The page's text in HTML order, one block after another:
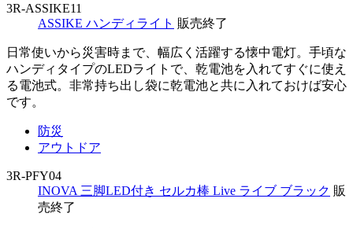
3R-ASSIKE11
ASSIKE ハンディライト 販売終了
日常使いから災害時まで、幅広く活躍する懐中電灯。手頃な
ハンディタイプのLEDライトで、乾電池を入れてすぐに使え
る電池式。非常持ち出し袋に乾電池と共に入れておけば安心
です。
防災
アウトドア
3R-PFY04
INOVA 三脚LED付き セルカ棒 Live ライブ ブラック 販
売終了